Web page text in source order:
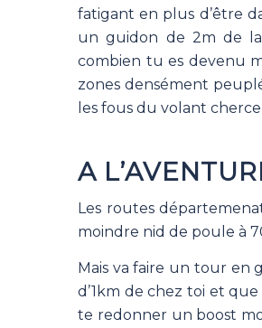
fatigant en plus d’être
un guidon de 2m de
combien tu es devenu
zones densément
les fous du volant
A
Les routes
moindre nid de poule à
Mais va faire un tour en
d’1km de chez toi et
te redonner un boost